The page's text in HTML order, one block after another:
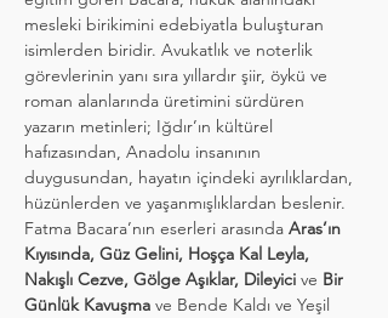
mesleki birikimini edebiyatla buluşturan
isimlerden biridir. Avukatlık ve noterlik
görevlerinin yanı sıra yıllardır şiir, öykü ve
roman alanlarında üretimini sürdüren
yazarın metinleri; Iğdır’ın kültürel
hafızasından, Anadolu insanının
duygusundan, hayatın içindeki ayrılıklardan,
hüzünlerden ve yaşanmışlıklardan beslenir.
Fatma Bacara’nın eserleri arasında Aras’ın
Kıyısında, Güz Gelini, Hoşça Kal Leyla,
Nakışlı Cezve, Gölge Aşıklar, Dileyici ve Bir
Günlük Kavuşma ve Bende Kaldı ve Yeşil